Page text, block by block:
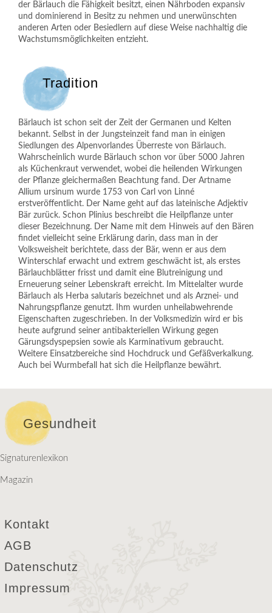
der Bärlauch die Fähigkeit besitzt, einen Nährboden expansiv
und dominierend in Besitz zu nehmen und unerwünschten
anderen Arten oder Besiedlern auf diese Weise nachhaltig die
Wachstumsmöglichkeiten entzieht.
Tradition
Bärlauch ist schon seit der Zeit der Germanen und Kelten
bekannt. Selbst in der Jungsteinzeit fand man in einigen
Siedlungen des Alpenvorlandes Überreste von Bärlauch.
Wahrscheinlich wurde Bärlauch schon vor über 5000 Jahren
als Küchenkraut verwendet, wobei die heilenden Wirkungen
der Pflanze gleichermaßen Beachtung fand. Der Artname
Allium ursinum wurde 1753 von Carl von Linné
erstveröffentlicht. Der Name geht auf das lateinische Adjektiv
Bär zurück. Schon Plinius beschreibt die Heilpflanze unter
dieser Bezeichnung. Der Name mit dem Hinweis auf den Bären
findet vielleicht seine Erklärung darin, dass man in der
Volksweisheit berichtete, dass der Bär, wenn er aus dem
Winterschlaf erwacht und extrem geschwächt ist, als erstes
Bärlauchblätter frisst und damit eine Blutreinigung und
Erneuerung seiner Lebenskraft erreicht. Im Mittelalter wurde
Bärlauch als Herba salutaris bezeichnet und als Arznei- und
Nahrungspflanze genutzt. Ihm wurden unheilabwehrende
Eigenschaften zugeschrieben. In der Volksmedizin wird er bis
heute aufgrund seiner antibakteriellen Wirkung gegen
Gärungsdyspepsien sowie als Karminativum gebraucht.
Weitere Einsatzbereiche sind Hochdruck und Gefäßverkalkung.
Auch bei Wurmbefall hat sich die Heilpflanze bewährt.
Gesundheit
Signaturenlexikon
Magazin
Kontakt
AGB
Datenschutz
Impressum